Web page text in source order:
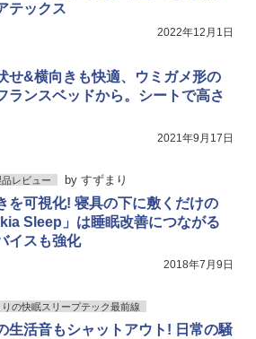
テックス
2022年12月1日
せ&横向きも快適、ウミガメ形の
ランスベッドから。シートで高さ
2021年9月17日
レビュー by すずまり
を可視化! 寝具の下に敷くだけの
Sleep」は睡眠改善につながる
イスも強化
2018年7月9日
の快眠スリープテック最前線
生活音もシャットアウト! 日常の騒